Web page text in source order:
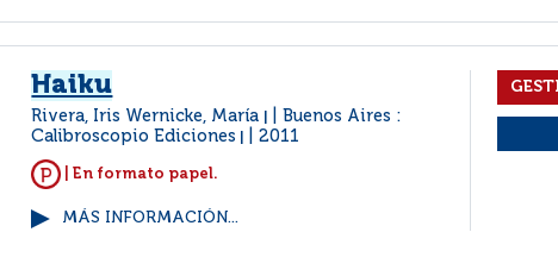
Haiku
Rivera, Iris Wernicke, María
Buenos Aires :
Calibroscopio Ediciones
2011
| En formato papel.
MÁS INFORMACIÓN...